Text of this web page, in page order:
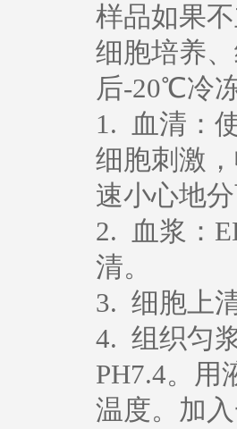
样品如果
细胞培养
后-20℃冷
1. 血清：
细胞刺激
速小心地
2. 血浆：
清。
3. 细胞上
4. 组织匀
PH7.4。
温度。加